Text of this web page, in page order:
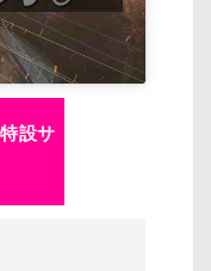
設サ